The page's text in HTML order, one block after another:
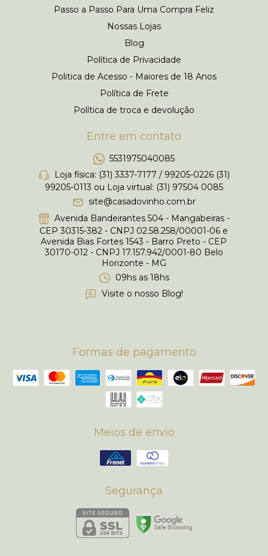
Passo a Passo Para Uma Compra Feliz
Nossas Lojas
Blog
Política de Privacidade
Politica de Acesso - Maiores de 18 Anos
Política de Frete
Política de troca e devolução
Entre em contato
5531975040085
Loja física: (31) 3337-7177 / 99205-0226 (31)
99205-0113 ou Loja virtual: (31) 97504 0085
site@casadovinho.com.br
Avenida Bandeirantes 504 - Mangabeiras -
CEP 30315-382 - CNPJ 02.58.258/00001-06 e
Avenida Bias Fortes 1543 - Barro Preto - CEP
30170-012 - CNPJ 17.157.942/0001-80 Belo
Horizonte - MG
09hs as 18hs
Visite o nosso Blog!
Formas de pagamento
Meios de envio
Segurança